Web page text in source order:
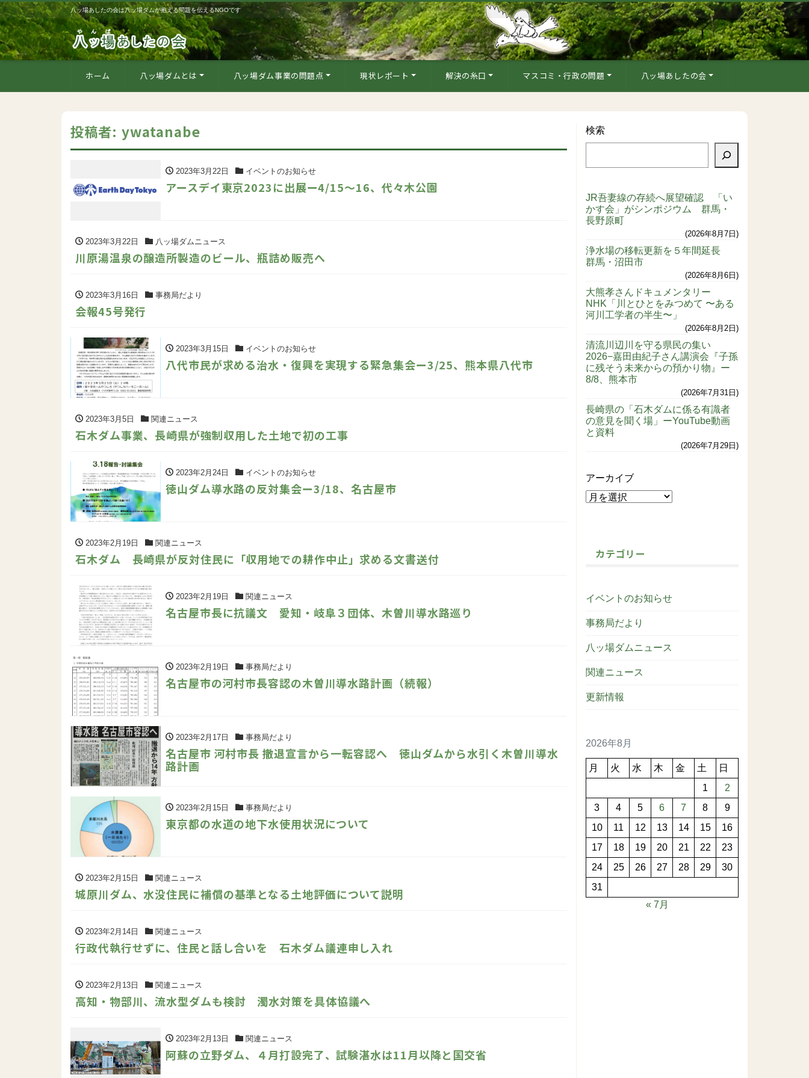
八ッ場あしたの会は八ッ場ダムが抱える問題を伝えるNGOです
ホーム 八ッ場ダムとは 八ッ場ダム事業の問題点 現状レポート 解決の糸口 マスコミ・行政の問題 八ッ場あしたの会
投稿者: ywatanabe
2023年3月22日 イベントのお知らせ
アースデイ東京2023に出展ー4/15～16、代々木公園
2023年3月22日 八ッ場ダムニュース
川原湯温泉の醸造所製造のビール、瓶詰め販売へ
2023年3月16日 事務局だより
会報45号発行
2023年3月15日 イベントのお知らせ
八代市民が求める治水・復興を実現する緊急集会ー3/25、熊本県八代市
2023年3月5日 関連ニュース
石木ダム事業、長崎県が強制収用した土地で初の工事
2023年2月24日 イベントのお知らせ
徳山ダム導水路の反対集会ー3/18、名古屋市
2023年2月19日 関連ニュース
石木ダム 長崎県が反対住民に「収用地での耕作中止」求める文書送付
2023年2月19日 関連ニュース
名古屋市長に抗議文 愛知・岐阜３団体、木曽川導水路巡り
2023年2月19日 事務局だより
名古屋市の河村市長容認の木曽川導水路計画（続報）
2023年2月17日 事務局だより
名古屋市 河村市長 撤退宣言から一転容認へ 徳山ダムから水引く木曽川導水
路計画
2023年2月15日 事務局だより
東京都の水道の地下水使用状況について
2023年2月15日 関連ニュース
城原川ダム、水没住民に補償の基準となる土地評価について説明
2023年2月14日 関連ニュース
行政代執行せずに、住民と話し合いを 石木ダム議連申し入れ
2023年2月13日 関連ニュース
高知・物部川、流水型ダムも検討 濁水対策を具体協議へ
2023年2月13日 関連ニュース
阿蘇の立野ダム、４月打設完了、試験湛水は11月以降と国交省
検索
JR吾妻線の存続へ展望確認 「い
かす会」がシンポジウム 群馬・
長野原町
2026年8月7日
浄水場の移転更新を５年間延長
群馬・沼田市
2026年8月6日
大熊孝さんドキュメンタリー
NHK「川とひとをみつめて 〜ある
河川工学者の半生〜」
2026年8月2日
清流川辺川を守る県民の集い
2026−嘉田由紀子さん講演会『子孫
に残そう未来からの預かり物』ー
8/8、熊本市
2026年7月31日
長崎県の「石木ダムに係る有識者
の意見を聞く場」ーYouTube動画
と資料
2026年7月29日
アーカイブ
カテゴリー
イベントのお知らせ
事務局だより
八ッ場ダムニュース
関連ニュース
更新情報
2026年8月
月 火 水 木 金 土
日
1
2
3
4 5 6 7 8
9
10
11 12 13 14 15
16
17
18 19 20 21 22
23
24
25 26 27 28 29
30
31
« 7月